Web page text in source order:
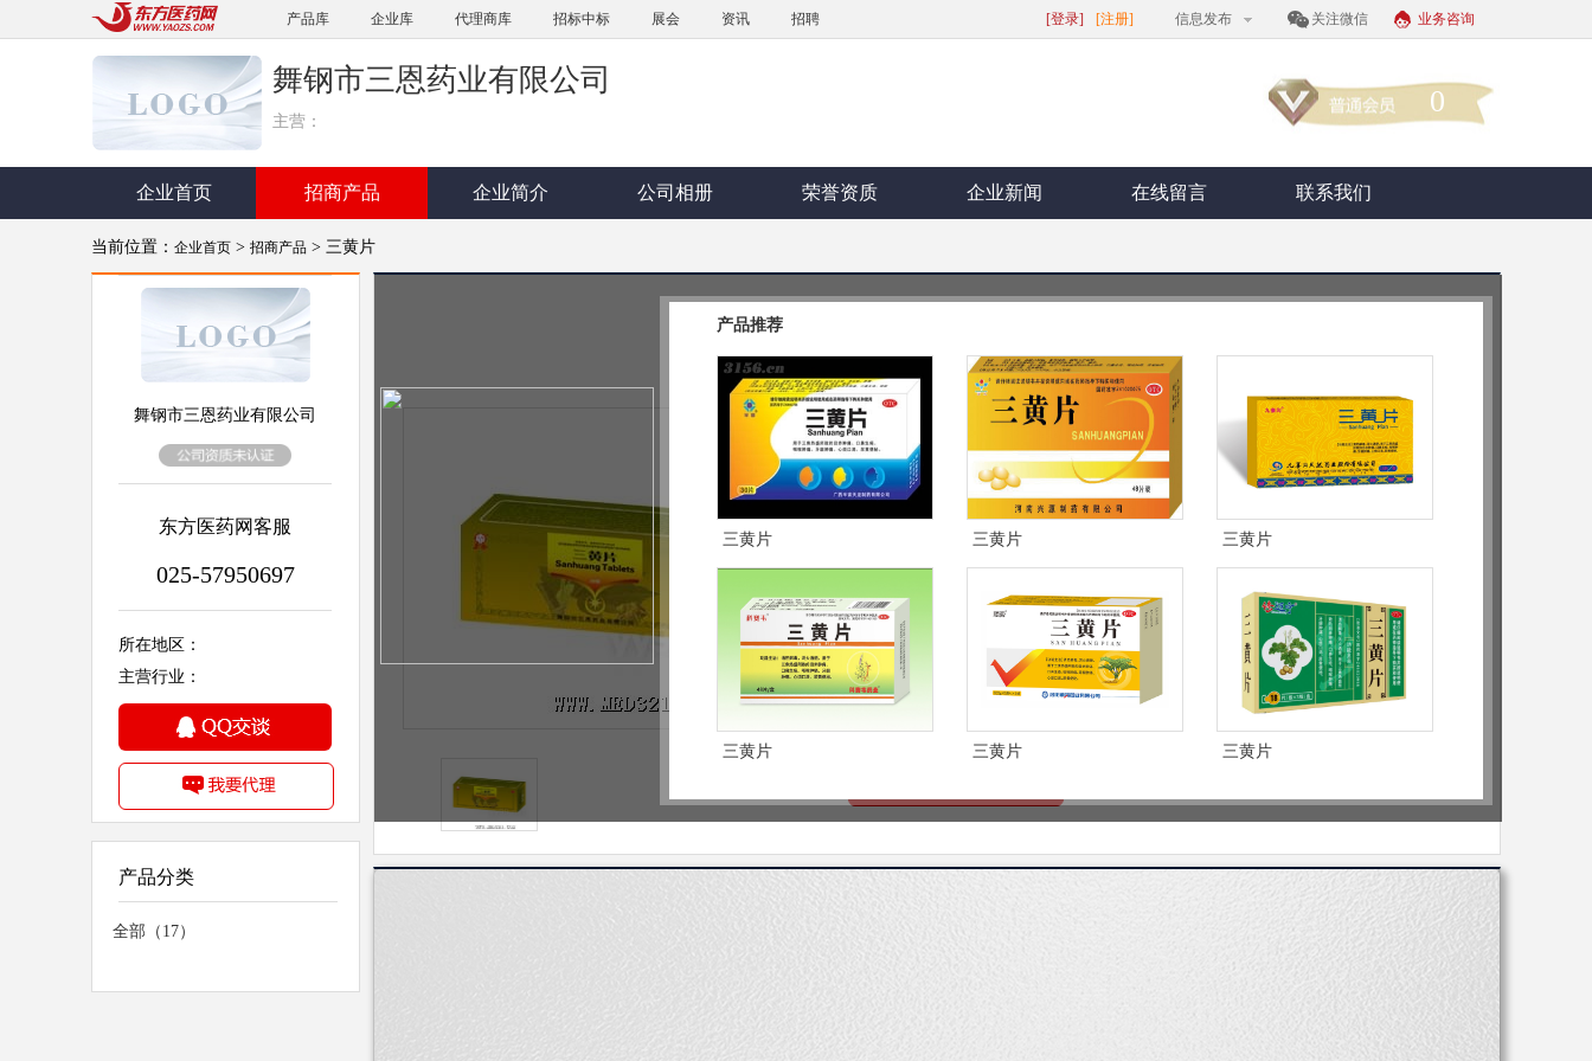
产品库 企业库 代理商库 招标中标 展会 资讯 招聘 业务咨询
关注微信
信息发布
[注册]
[登录]
舞钢市三恩药业有限公司
主营：
0
企业首页 招商产品 企业简介 公司相册 荣誉资质 企业新闻 在线留言 联系我们
当前位置： 企业首页 > 招商产品 > 三黄片
舞钢市三恩药业有限公司
东方医药网客服
025-57950697
所在地区：
主营行业：
产品分类
全部（17）
产品推荐
三黄片 三黄片 三黄片
三黄片 三黄片 三黄片
) 更新时间：8年前
品牌名称：
型号规格：
批准文号：
销售渠道：
025-57950697